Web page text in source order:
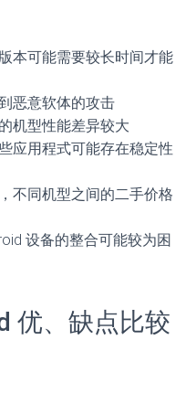
本可能需要较长时间才能
恶意软体的攻击
机型性能差异较大
应用程式可能存在稳定性
不同机型之间的二手价格
设备的整合可能较为困
优、缺点比较